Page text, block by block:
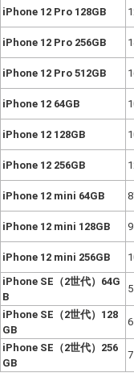
iPhone 12 Pro 128GB
iPhone 12 Pro 256GB
iPhone 12 Pro 512GB
iPhone 12 64GB
iPhone 12 128GB
iPhone 12 256GB
iPhone 12 mini 64GB
iPhone 12 mini 128GB
iPhone 12 mini 256GB
iPhone SE（2世代）64G
B
iPhone SE（2世代）128
GB
iPhone SE（2世代）256
GB